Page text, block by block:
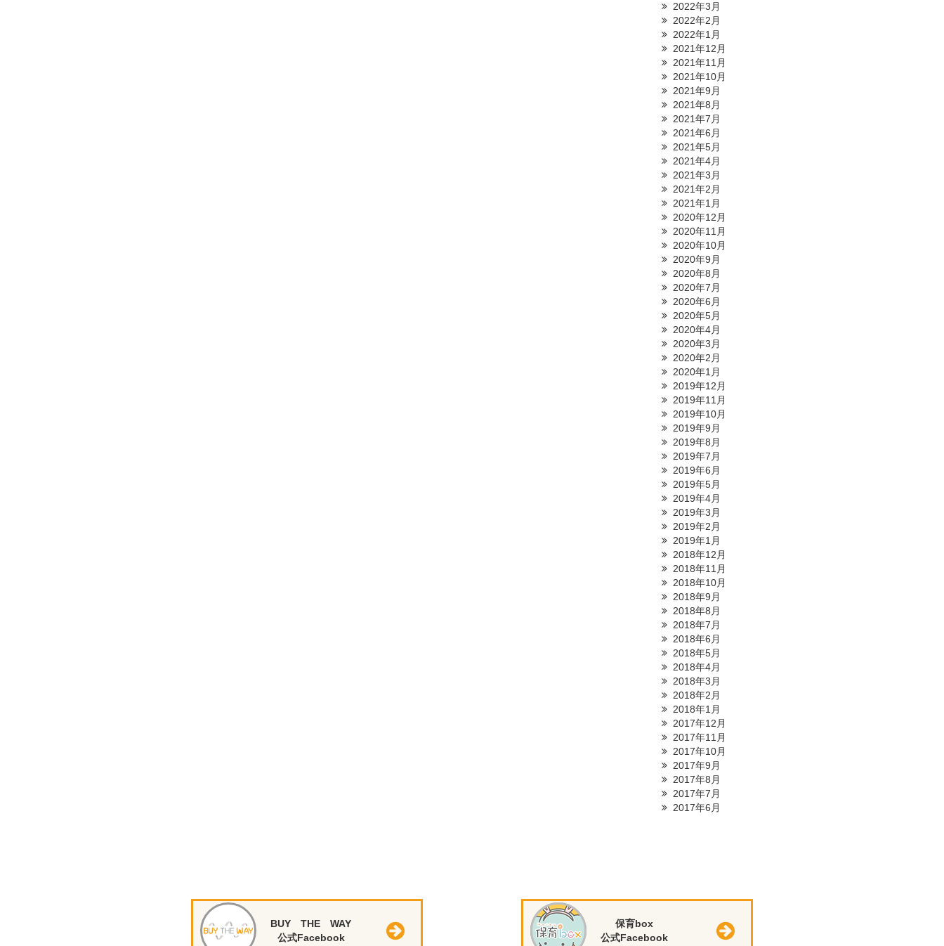
2022年3月
2022年2月
2022年1月
2021年12月
2021年11月
2021年10月
2021年9月
2021年8月
2021年7月
2021年6月
2021年5月
2021年4月
2021年3月
2021年2月
2021年1月
2020年12月
2020年11月
2020年10月
2020年9月
2020年8月
2020年7月
2020年6月
2020年5月
2020年4月
2020年3月
2020年2月
2020年1月
2019年12月
2019年11月
2019年10月
2019年9月
2019年8月
2019年7月
2019年6月
2019年5月
2019年4月
2019年3月
2019年2月
2019年1月
2018年12月
2018年11月
2018年10月
2018年9月
2018年8月
2018年7月
2018年6月
2018年5月
2018年4月
2018年3月
2018年2月
2018年1月
2017年12月
2017年11月
2017年10月
2017年9月
2017年8月
2017年7月
2017年6月
BUY THE WAY
公式Facebook
保育box
公式Facebook